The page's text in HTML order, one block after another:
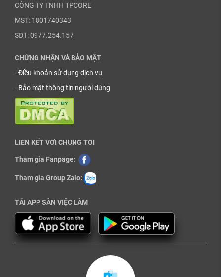
CÔNG TY TNHH TPCORE
MST: 1801740343
SĐT: 0977.254.157
CHỨNG NHẬN VÀ BẢO MẬT
-Điều khoản sử dụng dịch vụ
- Bảo mật thông tin người dùng
LIÊN KẾT VỚI CHÚNG TÔI
Tham gia Fanpage:
Tham gia Group Zalo:
TẢI APP SÀN VIỆC LÀM